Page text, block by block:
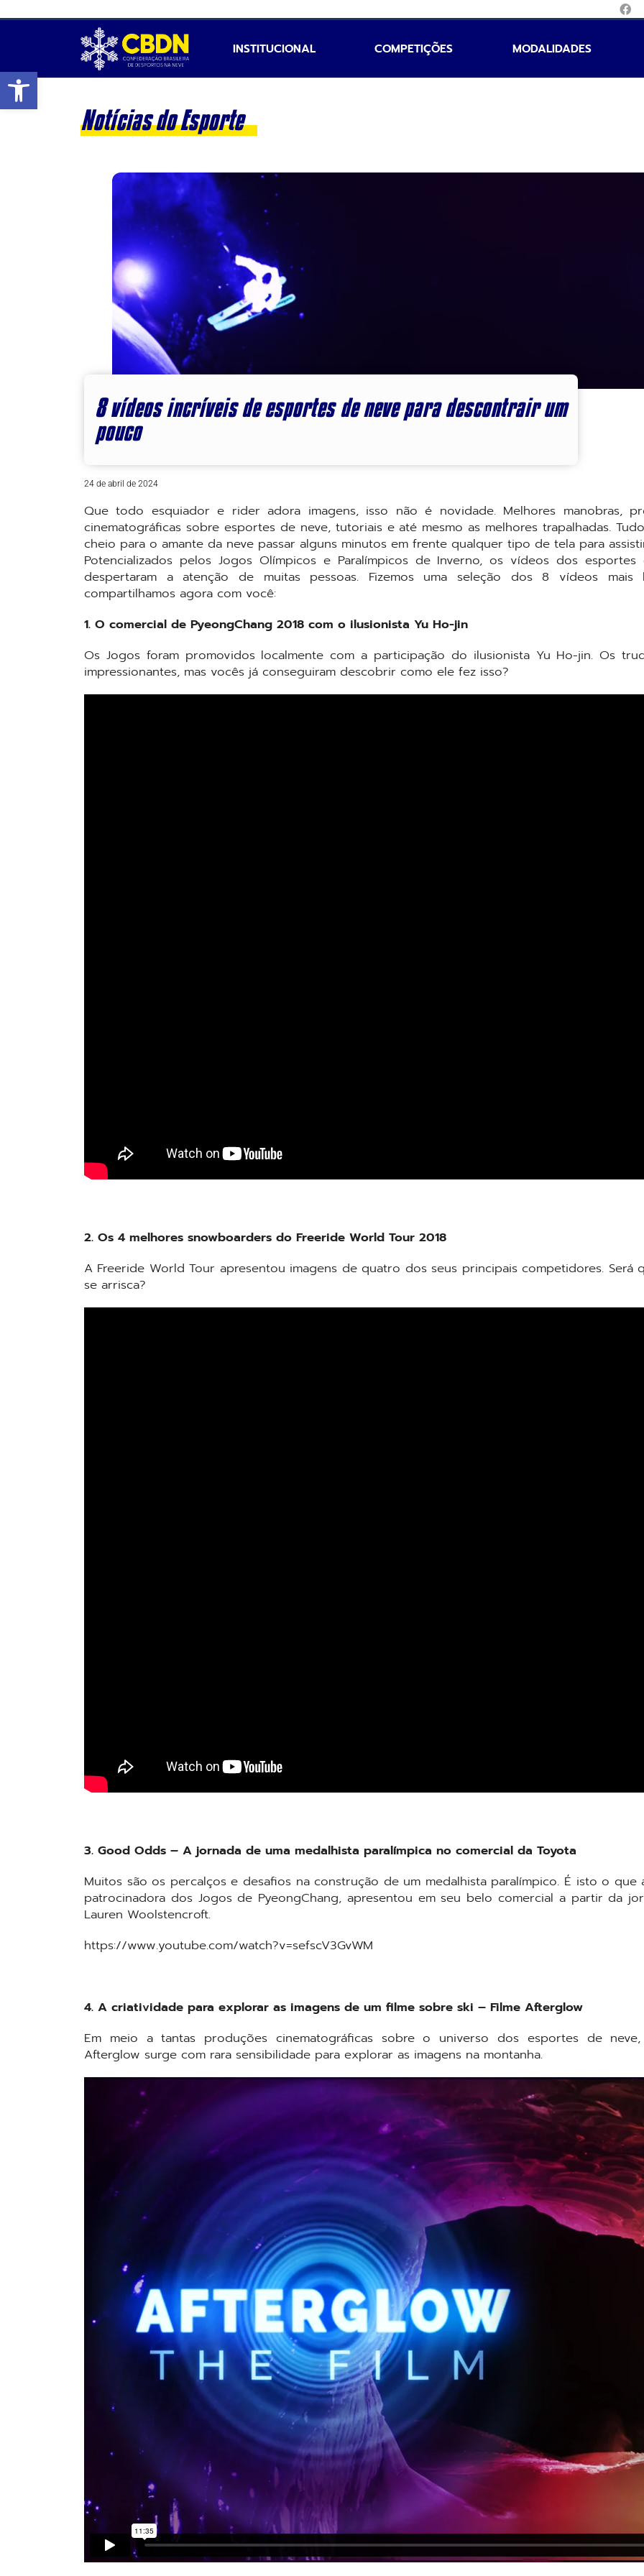
Abrir a barra de ferramentas
INSTITUCIONAL COMPETIÇÕES MODALIDADES
Notícias do Esporte
8 vídeos incríveis de esportes de neve para descontrair um
pouco
24 de abril de 2024
Que todo esquiador e rider adora imagens, isso não é novidade. Melhores manobras,
cinematográficas sobre esportes de neve, tutoriais e até mesmo as melhores trapalhadas.
cheio para o amante da neve passar alguns minutos em frente qualquer tipo de tela para
Potencializados pelos Jogos Olímpicos e Paralímpicos de Inverno, os vídeos dos esportes
despertaram a atenção de muitas pessoas. Fizemos uma seleção dos 8 vídeos mais
compartilhamos agora com você:
1. O comercial de PyeongChang 2018 com o ilusionista Yu Ho-jin
Os Jogos foram promovidos localmente com a participação do ilusionista Yu Ho-jin. Os
impressionantes, mas vocês já conseguiram descobrir como ele fez isso?
2. Os 4 melhores snowboarders do Freeride World Tour 2018
A Freeride World Tour apresentou imagens de quatro dos seus principais competidores. Será
se arrisca?
3. Good Odds – A jornada de uma medalhista paralímpica no comercial da Toyota
Muitos são os percalços e desafios na construção de um medalhista paralímpico. É isto o que
patrocinadora dos Jogos de PyeongChang, apresentou em seu belo comercial a partir da
Lauren Woolstencroft.
https://www.youtube.com/watch?v=sefscV3GvWM
4. A criatividade para explorar as imagens de um filme sobre ski – Filme Afterglow
Em meio a tantas produções cinematográficas sobre o universo dos esportes de
Afterglow surge com rara sensibilidade para explorar as imagens na montanha.